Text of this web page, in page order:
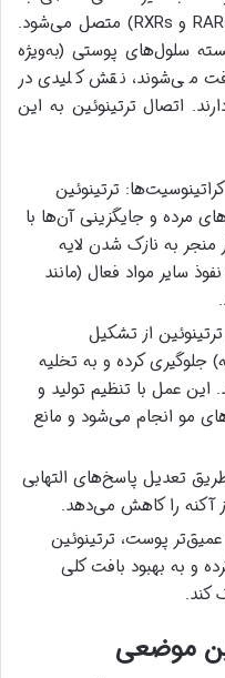
نام گیرنده‌های رتینوئیدی هسته‌ای (RARs و RXRs) متصل می‌شود.
سلول‌های پوستی (به‌ویژه
می‌شوند، نقش کلیدی در
اتصال ترتینوئین به این
ترتینوئین
مرده و جایگزینی آن‌ها با
به نازک شدن لایه
سایر مواد فعال (مانند
از تشکیل
جلوگیری کرده و به تخلیه
عمل با تنظیم تولید و
مو انجام می‌شود و مانع
تعدیل پاسخ‌های التهابی
آکنه را کاهش می‌دهد.
پوست، ترتینوئین
و به بهبود بافت کلی
موضعی